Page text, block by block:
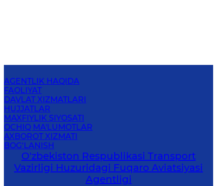
AGENTLIK HAQIDA
FAOLIYAT
DAVLAT XIZMATLARI
HUJJATLAR
MAXFIYLIK SIYOSATI
OCHIQ MA'LUMOTLAR
AXBOROT XIZMATI
BOG‘LANISH
O'zbekiston Respublikasi Transport
Vazirligi Huzuridagi Fuqaro Aviatsiyasi
Agentligi